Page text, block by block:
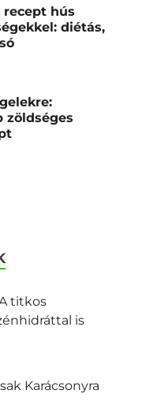
recept hús
diétás,
zöldséges
titkos
is
Karácsonyra